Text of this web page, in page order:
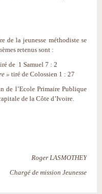
de la jeunesse méthodiste se
retenus sont :
de 1 Samuel 7 : 2
» tiré de Colossien 1 : 27
de l’Ecole Primaire Publique
de la Côte d’Ivoire.
Roger LASMOTHEY
Chargé de mission Jeunesse